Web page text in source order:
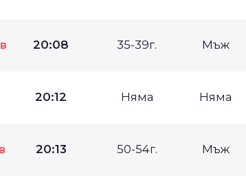
20:08 35-39г. Мъж
20:12 Няма Няма
20:13 50-54г. Мъж